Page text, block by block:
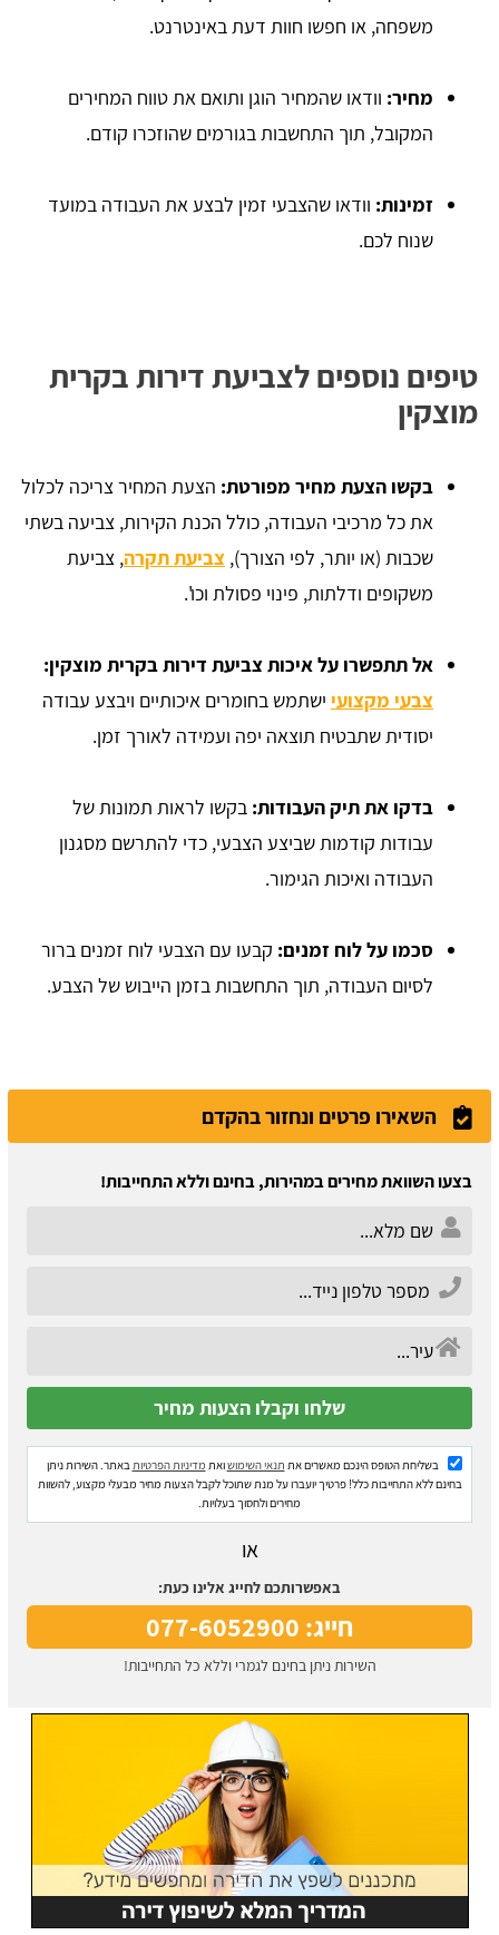
משפחה, או חפשו חוות דעת באינטרנט.
מחיר: וודאו שהמחיר הוגן ותואם את טווח המחירים
המקובל, תוך התחשבות בגורמים שהוזכרו קודם.
זמינות: וודאו שהצבעי זמין לבצע את העבודה במועד
שנוח לכם.
טיפים נוספים לצביעת דירות בקרית
מוצקין
בקשו הצעת מחיר מפורטת: הצעת המחיר צריכה לכלול
את כל מרכיבי העבודה, כולל הכנת הקירות, צביעה בשתי
שכבות (או יותר, לפי הצורך), צביעת תקרה, צביעת
משקופים ודלתות, פינוי פסולת וכו'.
אל תתפשרו על איכות צביעת דירות בקרית מוצקין:
צבעי מקצועי ישתמש בחומרים איכותיים ויבצע עבודה
יסודית שתבטיח תוצאה יפה ועמידה לאורך זמן.
בדקו את תיק העבודות: בקשו לראות תמונות של
עבודות קודמות שביצע הצבעי, כדי להתרשם מסגנון
העבודה ואיכות הגימור.
סכמו על לוח זמנים: קבעו עם הצבעי לוח זמנים ברור
לסיום העבודה, תוך התחשבות בזמן הייבוש של הצבע.
השאירו פרטים ונחזור בהקדם
בצעו השוואת מחירים במהירות, בחינם וללא התחייבות!
בשליחת הטופס הינכם מאשרים את תנאי השימושואת מדיניות הפרטיותבאתר. השירות ניתן
בחינם ללא התחייבות כלל! פרטיך יועברו על מנת שתוכל לקבל הצעות מחיר מבעלי מקצוע, להשוות
מחירים ולחסוך בעלויות.
או
באפשרותכם לחייג אלינו כעת:
חייג: 077-6052900
השירות ניתן בחינם לגמרי וללא כל התחייבות!